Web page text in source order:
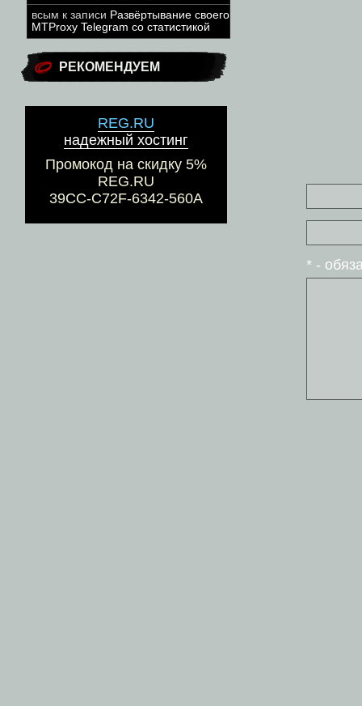
всым к записи Развёртывание своего
MTProxy Telegram со статистикой
РЕКОМЕНДУЕМ
REG.RU
надежный хостинг
Промокод на скидку 5%
REG.RU
39CC-C72F-6342-560A
* -